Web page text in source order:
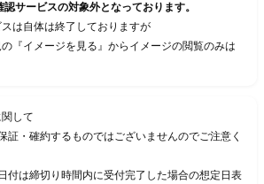
サービスの対象外となっております。
は自体は終了しておりますが
『イメージを見る』からイメージの閲覧のみは
して
証・確約するものではございませんのでご注意く
付は締切り時間内に受付完了した場合の想定日表